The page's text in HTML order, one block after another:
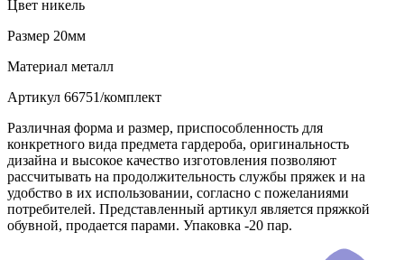
Цвет никель
Размер 20мм
Материал металл
Артикул 66751/комплект
Различная форма и размер, приспособленность для
конкретного вида предмета гардероба, оригинальность
дизайна и высокое качество изготовления позволяют
рассчитывать на продолжительность службы пряжек и на
удобство в их использовании, согласно с пожеланиями
потребителей. Представленный артикул является пряжкой
обувной, продается парами. Упаковка -20 пар.